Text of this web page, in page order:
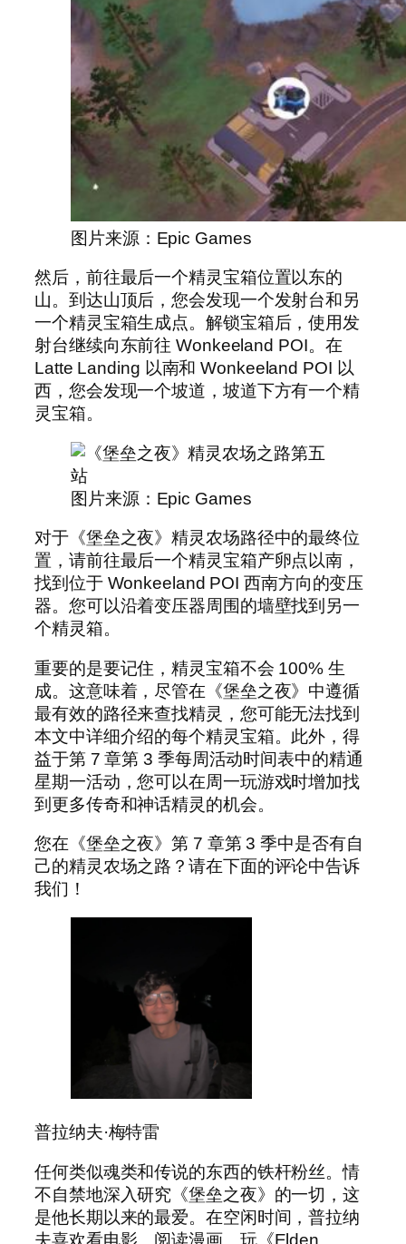
图片来源：Epic Games
然后，前往最后一个精灵宝箱位置以东的
山。到达山顶后，您会发现一个发射台和另
一个精灵宝箱生成点。解锁宝箱后，使用发
射台继续向东前往 Wonkeeland POI。在
Latte Landing 以南和 Wonkeeland POI 以
西，您会发现一个坡道，坡道下方有一个精
灵宝箱。
图片来源：Epic Games
对于《堡垒之夜》精灵农场路径中的最终位
置，请前往最后一个精灵宝箱产卵点以南，
找到位于 Wonkeeland POI 西南方向的变压
器。您可以沿着变压器周围的墙壁找到另一
个精灵箱。
重要的是要记住，精灵宝箱不会 100% 生
成。这意味着，尽管在《堡垒之夜》中遵循
最有效的路径来查找精灵，您可能无法找到
本文中详细介绍的每个精灵宝箱。此外，得
益于第 7 章第 3 季每周活动时间表中的精通
星期一活动，您可以在周一玩游戏时增加找
到更多传奇和神话精灵的机会。
您在《堡垒之夜》第 7 章第 3 季中是否有自
己的精灵农场之路？请在下面的评论中告诉
我们！
普拉纳夫·梅特雷
任何类似魂类和传说的东西的铁杆粉丝。情
不自禁地深入研究《堡垒之夜》的一切，这
是他长期以来的最爱。在空闲时间，普拉纳
夫喜欢看电影、阅读漫画、玩《Elden